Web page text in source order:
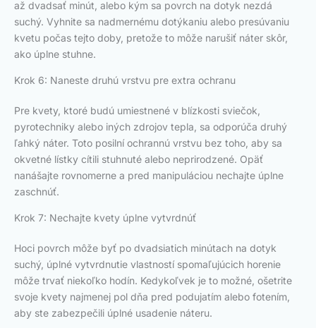
až dvadsať minút, alebo kým sa povrch na dotyk nezdá
suchý. Vyhnite sa nadmernému dotýkaniu alebo presúvaniu
kvetu počas tejto doby, pretože to môže narušiť náter skôr,
ako úplne stuhne.
Krok 6: Naneste druhú vrstvu pre extra ochranu
Pre kvety, ktoré budú umiestnené v blízkosti sviečok,
pyrotechniky alebo iných zdrojov tepla, sa odporúča druhý
ľahký náter. Toto posilní ochrannú vrstvu bez toho, aby sa
okvetné lístky cítili stuhnuté alebo neprirodzené. Opäť
nanášajte rovnomerne a pred manipuláciou nechajte úplne
zaschnúť.
Krok 7: Nechajte kvety úplne vytvrdnúť
Hoci povrch môže byť po dvadsiatich minútach na dotyk
suchý, úplné vytvrdnutie vlastností spomaľujúcich horenie
môže trvať niekoľko hodín. Kedykoľvek je to možné, ošetrite
svoje kvety najmenej pol dňa pred podujatím alebo fotením,
aby ste zabezpečili úplné usadenie náteru.